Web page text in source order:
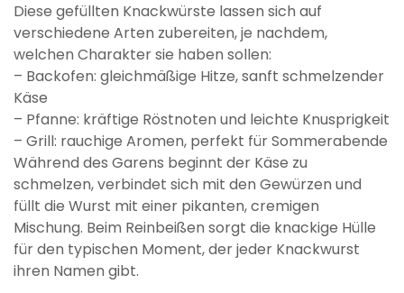
Diese gefüllten Knackwürste lassen sich auf
verschiedene Arten zubereiten, je nachdem,
welchen Charakter sie haben sollen:
– Backofen: gleichmäßige Hitze, sanft schmelzender
Käse
– Pfanne: kräftige Röstnoten und leichte Knusprigkeit
– Grill: rauchige Aromen, perfekt für Sommerabende
Während des Garens beginnt der Käse zu
schmelzen, verbindet sich mit den Gewürzen und
füllt die Wurst mit einer pikanten, cremigen
Mischung. Beim Reinbeißen sorgt die knackige Hülle
für den typischen Moment, der jeder Knackwurst
ihren Namen gibt.